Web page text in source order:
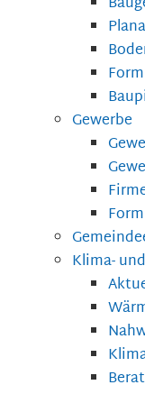
Gewerbe
Klima-